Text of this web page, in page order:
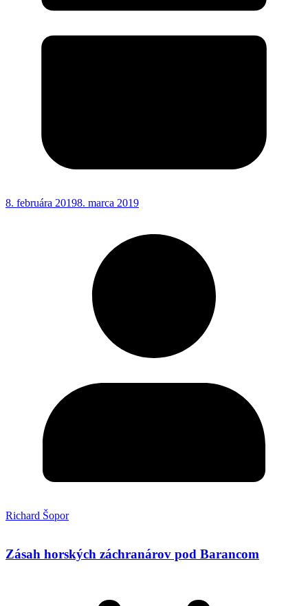
8. februára 20198. marca 2019
Richard Šopor
Zásah horských záchranárov pod Barancom